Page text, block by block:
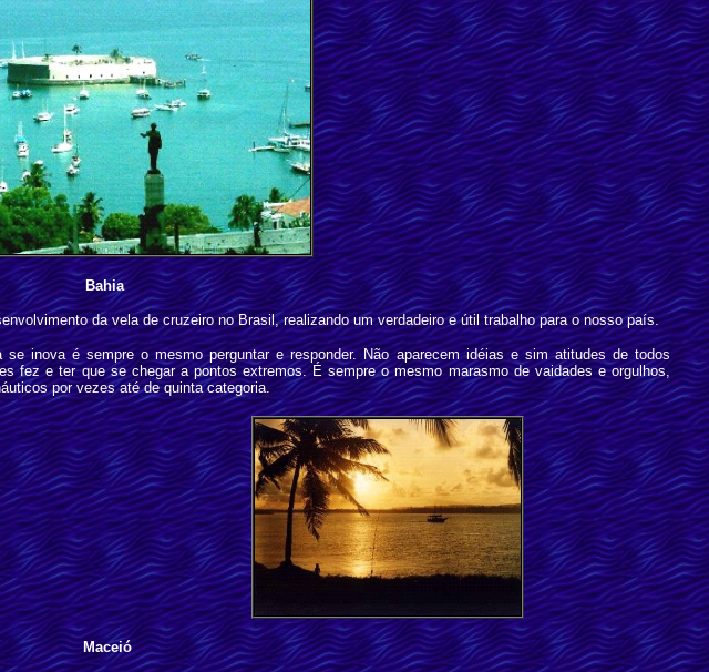
Bahia
da vela de cruzeiro no Brasil, realizando um verdadeiro e útil trabalho para o nosso país.
inova é sempre o mesmo perguntar e responder. Não aparecem idéias e sim atitudes de todos
fez e ter que se chegar a pontos extremos. É sempre o mesmo marasmo de vaidades e orgulhos,
por vezes até de quinta categoria.
Maceió